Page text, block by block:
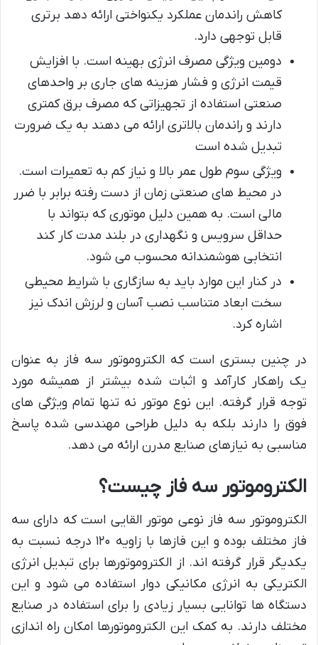
کاهش راندمان عملکرد یکنواختی ارائه دهد برتری
قابل توجهی دارد.
دومین ویژگی مصرف انرژی بهینه است. با افزایش
قیمت انرژی و فشار هزینه های جاری بر واحدهای
صنعتی استفاده از تجهیزاتی که مصرف برق کمتری
دارند و راندمان بالاتری ارائه می دهند به یک ضرورت
تبدیل شده است
ویژگی سوم طول عمر بالا و نیاز کم به تعمیرات است.
در محیط های صنعتی زمان از دست رفته برابر با ضرر
مالی است. به همین دلیل موتوری که بتواند با
حداقل سرویس و نگهداری در بلند مدت کار کند
انتخابی هوشمندانه محسوب می شود.
در کنار این موارد باید به سازگاری با شرایط محیطی
سخت ابعاد متناسب نصب آسان و لرزش اندک نیز
اشاره کرد.
در چنین بستری است که الکتروموتور سه فاز به عنوان
یک راهکار کارآمد و اثبات شده بیشتر از همیشه مورد
توجه قرار گرفته. این نوع موتور نه تنها تمام ویژگی های
فوق را دارند بلکه به دلیل طراحی مهندسی شده پاسخ
مناسبی به نیازهای صنایع مدرن ارائه می دهد.
الکتروموتور سه فاز چیست؟
الکتروموتور سه فاز نوعی موتور القایی است که دارای سه
فاز مختلف بوده و این فازها با زاویه ۱۲۰ درجه نسبت به
یکدیگر قرار گرفته اند. از الکتروموتورها برای تبدیل انرژی
الکتریکی به انرژی مکانیکی دوار استفاده می شود و این
دستگاه ها توانایی بسیار زیادی را برای استفاده در صنایع
مختلف دارند. به کمک این الکتروموتورها امکان راه اندازی